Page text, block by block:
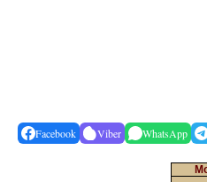
Facebook Viber WhatsApp